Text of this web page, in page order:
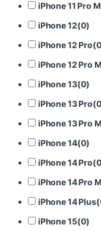
iPhone 11 Pro
iPhone 12(0)
iPhone 12 Pro(0
iPhone 12 Pro
iPhone 13(0)
iPhone 13 Pro(0
iPhone 13 Pro
iPhone 14(0)
iPhone 14 Pro(0
iPhone 14 Pro
iPhone 14 Plus(
iPhone 15(0)